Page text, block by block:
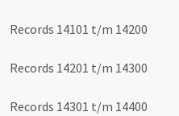
Records 14101 t/m 14200
Records 14201 t/m 14300
Records 14301 t/m 14400